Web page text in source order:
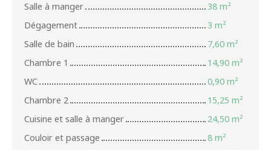
Salle à manger
38 m²
Dégagement
3 m²
Salle de bain
7,60 m²
Chambre 1
14,90 m²
WC
0,90 m²
Chambre 2
15,25 m²
Cuisine et salle à manger
24,50 m²
Couloir et passage
8 m²